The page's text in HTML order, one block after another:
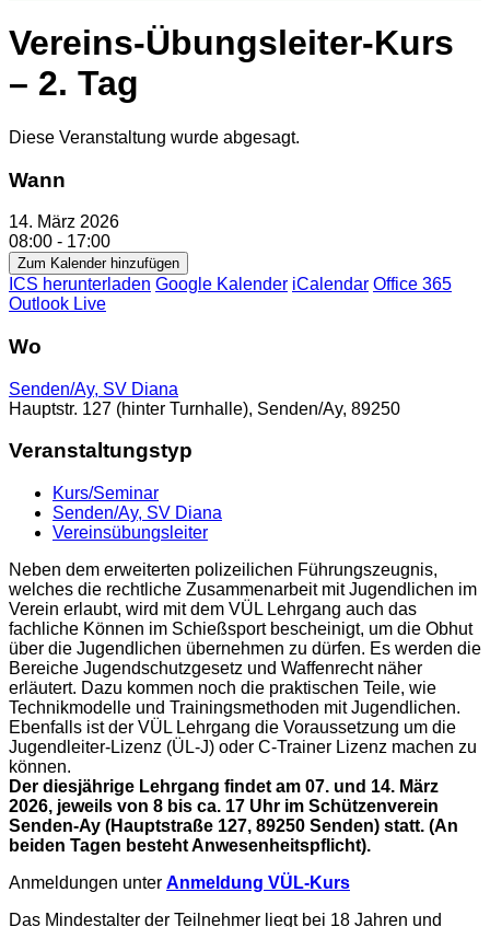
Vereins-Übungsleiter-Kurs
– 2. Tag
Diese Veranstaltung wurde abgesagt.
Wann
14. März 2026
08:00 - 17:00
Zum Kalender hinzufügen
ICS herunterladen Google Kalender iCalendar Office 365
Outlook Live
Wo
Senden/Ay, SV Diana
Hauptstr. 127 (hinter Turnhalle), Senden/Ay, 89250
Veranstaltungstyp
Kurs/Seminar
Senden/Ay, SV Diana
Vereinsübungsleiter
Neben dem erweiterten polizeilichen Führungszeugnis,
welches die rechtliche Zusammenarbeit mit Jugendlichen im
Verein erlaubt, wird mit dem VÜL Lehrgang auch das
fachliche Können im Schießsport bescheinigt, um die Obhut
über die Jugendlichen übernehmen zu dürfen. Es werden die
Bereiche Jugendschutzgesetz und Waffenrecht näher
erläutert. Dazu kommen noch die praktischen Teile, wie
Technikmodelle und Trainingsmethoden mit Jugendlichen.
Ebenfalls ist der VÜL Lehrgang die Voraussetzung um die
Jugendleiter-Lizenz (ÜL-J) oder C-Trainer Lizenz machen zu
können.
Der diesjährige Lehrgang findet am 07. und 14. März
2026, jeweils von 8 bis ca. 17 Uhr im Schützenverein
Senden-Ay (Hauptstraße 127, 89250 Senden) statt. (An
beiden Tagen besteht Anwesenheitspflicht).
Anmeldungen unter Anmeldung VÜL-Kurs
Das Mindestalter der Teilnehmer liegt bei 18 Jahren und